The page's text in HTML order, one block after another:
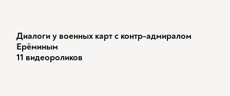
Диалоги у военных карт с контр-адмиралом
Ерёминым
11 видеороликов